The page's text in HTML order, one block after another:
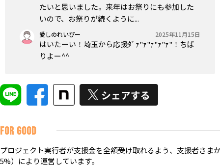
たいと思いました。来年はお祭りにも参加した
いので、お祭りが続くように...
愛しのれいぴー 2025年11月15日
はいたーい！埼玉から応援ﾀﾞｧ"ｧ"ｧ"ｧ"ｧ"！ちば
りよー^^
FOR GOOD
プロジェクト実行者が支援金を全額受け取れるよう、支援者さま
5%）により運営しています。